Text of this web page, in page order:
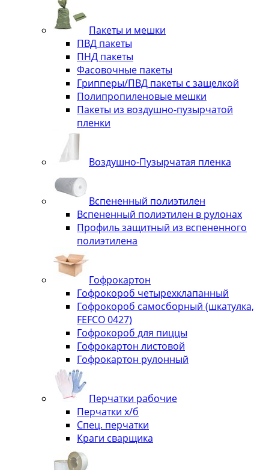
Пакеты и мешки
ПВД пакеты
ПНД пакеты
Фасовочные пакеты
Грипперы/ПВД пакеты с защелкой
Полипропиленовые мешки
Пакеты из воздушно-пузырчатой
пленки
Воздушно-Пузырчатая пленка
Вспененный полиэтилен
Вспененный полиэтилен в рулонах
Профиль защитный из вспененного
полиэтилена
Гофрокартон
Гофрокороб четырехклапанный
Гофрокороб самосборный (шкатулка,
FEFCO 0427)
Гофрокороб для пиццы
Гофрокартон листовой
Гофрокартон рулонный
Перчатки рабочие
Перчатки х/б
Спец. перчатки
Краги сварщика